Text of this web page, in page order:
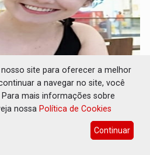
não pode ser
Rosa
às 09:31
site para oferecer a melhor
a navegar no site, você
mais informações sobre
nossa Política de Cookies
Continuar